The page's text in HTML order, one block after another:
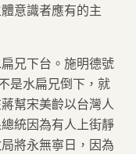
意識者應有的主
兄下台。施明德號
是水扁兄倒下，就
幫宋美齡以台灣人
統因為有人上街靜
將永無寧日，因為